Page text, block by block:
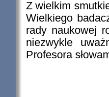
Z wielkim
Wielkiego
rady naukowej
niezwykle
Profesora